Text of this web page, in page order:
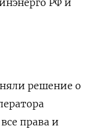
РФ и
решение о
права и